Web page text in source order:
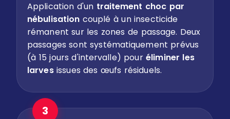
Application d'un traitement choc par
nébulisation couplé à un insecticide
rémanent sur les zones de passage. Deux
passages sont systématiquement prévus
(à 15 jours d'intervalle) pouréliminer les
larvesissues des œufs résiduels.
3